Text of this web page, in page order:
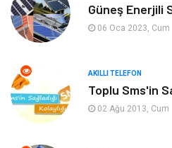
Tanıtıcı Reklam
Dekorasyon
Makine
Güneş Enerjili
06 Oca 2023, Cum
AKILLI TELEFON
Toplu Sms'in
02 Ağu 2013, Cum